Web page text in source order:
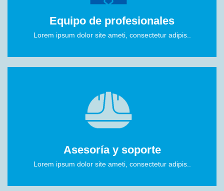
Equipo de profesionales
Lorem ipsum dolor site ameti, consectetur adipis..
Asesoría y soporte
Lorem ipsum dolor site ameti, consectetur adipis..